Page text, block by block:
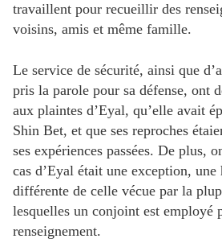
travaillent pour recueillir des
voisins, amis et même famille.
Le service de sécurité, ainsi que
pris la parole pour sa défense, ont
aux plaintes d’Eyal, qu’elle avait
Shin Bet, et que ses reproches
ses expériences passées. De plus,
cas d’Eyal était une exception, une
différente de celle vécue par la
lesquelles un conjoint est employé
renseignement.